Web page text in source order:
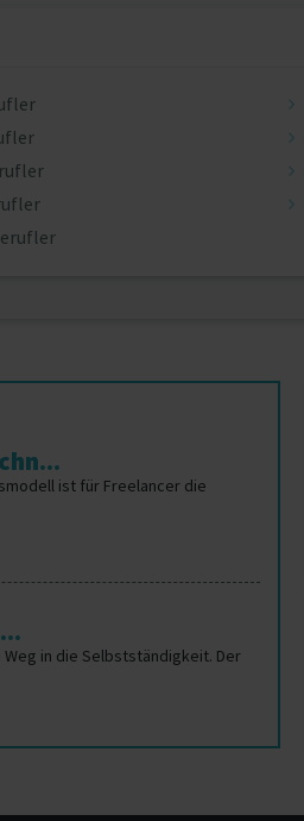
ist für Freelancer die
in die Selbstständigkeit. Der